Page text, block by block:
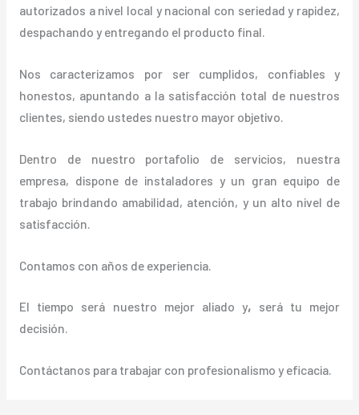
autorizados a nivel local y nacional con seriedad y rapidez,
despachando y entregando el producto final.
Nos caracterizamos por ser cumplidos, confiables y
honestos, apuntando a la satisfacción total de nuestros
clientes, siendo ustedes nuestro mayor objetivo.
Dentro de nuestro portafolio de servicios, nuestra
empresa, dispone de instaladores y un gran equipo de
trabajo brindando amabilidad, atención, y un alto nivel de
satisfacción.
Contamos con años de experiencia.
El tiempo será nuestro mejor aliado y, será tu mejor
decisión.
Contáctanos para trabajar con profesionalismo y eficacia.